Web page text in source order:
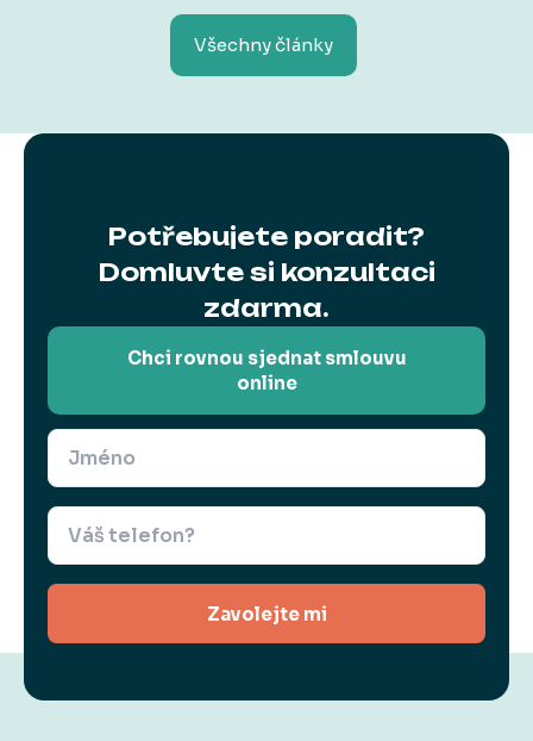
stabilita. Právě proto existují
řešení, která se v čase automaticky „uklidňují“ a
přesouvají úspory do konzervativnějších
Všechny články
Potřebujete poradit?
Domluvte si konzultaci
zdarma.
Chci rovnou sjednat smlouvu
online
Zavolejte mi